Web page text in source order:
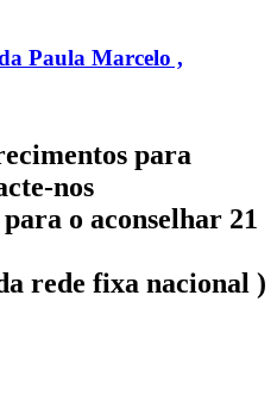
Paula Marcelo ,
para
nos
o aconselhar 21
rede fixa nacional )